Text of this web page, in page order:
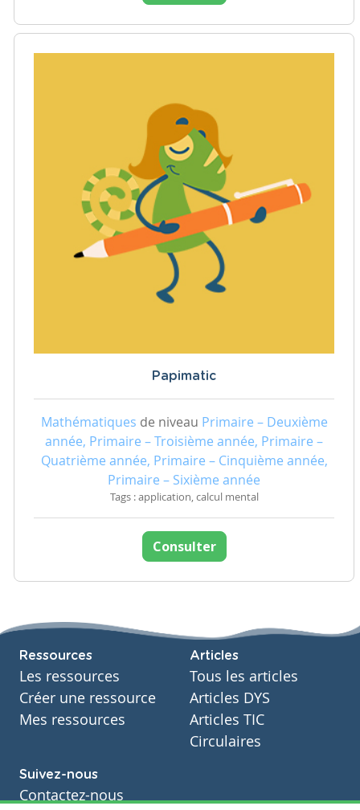
Papimatic
Mathématiques de niveau Primaire – Deuxième
année, Primaire – Troisième année, Primaire –
Quatrième année, Primaire – Cinquième année,
Primaire – Sixième année
Tags : application, calcul mental
Consulter
Ressources
Les ressources
Créer une ressource
Mes ressources
Articles
Tous les articles
Articles DYS
Articles TIC
Circulaires
Suivez-nous
Contactez-nous